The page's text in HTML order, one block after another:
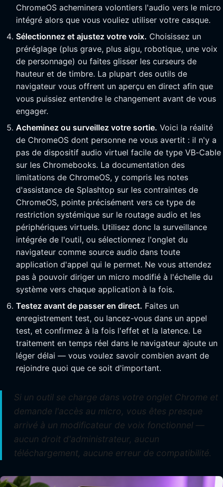
ChromeOS acheminera volontiers l'audio vers le micro
intégré alors que vous vouliez utiliser votre casque.
Sélectionnez et ajustez votre voix. Choisissez un
préréglage (plus grave, plus aigu, robotique, une voix
de personnage) ou faites glisser les curseurs de
hauteur et de timbre. La plupart des outils de
navigateur vous offrent un aperçu en direct afin que
vous puissiez entendre le changement avant de vous
engager.
Acheminez ou surveillez votre sortie. Voici la réalité
de ChromeOS dont personne ne vous avertit : il n'y a
pas de dispositif audio virtuel facile de type VB-Cable
sur les Chromebooks. La documentation des
limitations de ChromeOS, y compris les notes
d'assistance de Splashtop sur les contraintes de
ChromeOS, pointe précisément vers ce type de
restriction systémique sur le routage audio et les
périphériques virtuels. Utilisez donc la surveillance
intégrée de l'outil, ou sélectionnez l'onglet du
navigateur comme source audio dans toute
application d'appel qui le permet. Ne vous attendez
pas à pouvoir diriger un micro modifié à l'échelle du
système vers chaque application à la fois.
Testez avant de passer en direct. Faites un
enregistrement test, ou lancez-vous dans un appel
test, et confirmez à la fois l'effet et la latence. Le
traitement en temps réel dans le navigateur ajoute un
léger délai — vous voulez savoir combien avant de
rejoindre quoi que ce soit d'important.
Si un outil se charge dans votre onglet Chrome et
demande l'accès au micro, vous êtes presque
arrivé à un modificateur de voix fonctionnel —
aucun droit d'administrateur, aucun
téléchargement, aucune erreur de compatibilité.